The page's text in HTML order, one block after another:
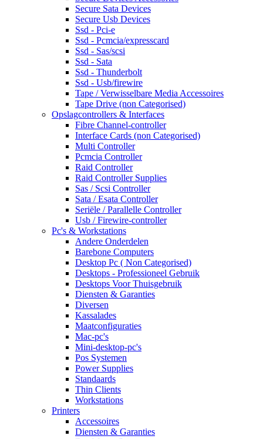
Secure Sata Devices
Secure Usb Devices
Ssd - Pci-e
Ssd - Pcmcia/expresscard
Ssd - Sas/scsi
Ssd - Sata
Ssd - Thunderbolt
Ssd - Usb/firewire
Tape / Verwisselbare Media Accessoires
Tape Drive (non Categorised)
Opslagcontrollers & Interfaces
Fibre Channel-controller
Interface Cards (non Categorised)
Multi Controller
Pcmcia Controller
Raid Controller
Raid Controller Supplies
Sas / Scsi Controller
Sata / Esata Controller
Seriële / Parallelle Controller
Usb / Firewire-controller
Pc's & Workstations
Andere Onderdelen
Barebone Computers
Desktop Pc ( Non Categorised)
Desktops - Professioneel Gebruik
Desktops Voor Thuisgebruik
Diensten & Garanties
Diversen
Kassalades
Maatconfiguraties
Mac-pc's
Mini-desktop-pc's
Pos Systemen
Power Supplies
Standaards
Thin Clients
Workstations
Printers
Accessoires
Diensten & Garanties